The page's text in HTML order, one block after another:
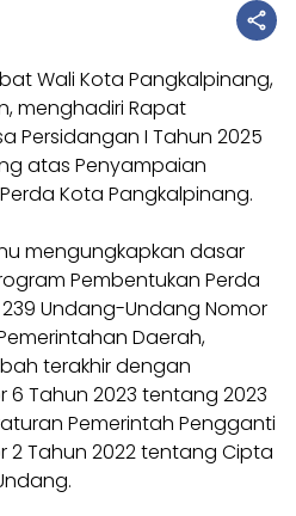
Wali Kota Pangkalpinang,
menghadiri Rapat
Persidangan I Tahun 2025
atas Penyampaian
Kota Pangkalpinang.
mengungkapkan dasar
Pembentukan Perda
Undang-Undang Nomor
Daerah,
terakhir dengan
Tahun 2023 tentang 2023
Pemerintah Pengganti
2 Tahun 2022 tentang Cipta